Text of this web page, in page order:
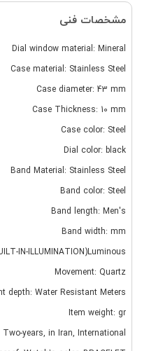
مشخصات فنی
Dial window material: Mineral
Case material: Stainless Steel
Case diameter: 43 mm
Case Thickness: 10 mm
Case color: Steel
Dial color: black
Band Material: Stainless Steel
Band color: Steel
Band length: Men's
Band width: mm
IN-ILLUMINATION)Luminous(
Movement: Quartz
depth: Water Resistant Meters
Item weight: gr
Two-years, in Iran, International